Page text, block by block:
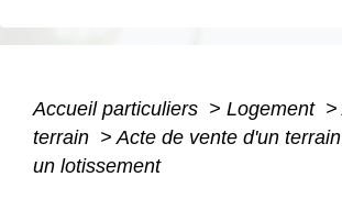
Accueil particuliers > Logement >
terrain > Acte de vente d'un
un lotissement